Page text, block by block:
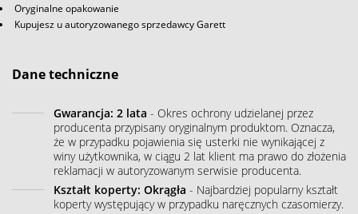
Oryginalne opakowanie
Kupujesz u autoryzowanego sprzedawcy Garett
Dane techniczne
Gwarancja: 2 lata - Okres ochrony udzielanej przez
producenta przypisany oryginalnym produktom. Oznacza,
że w przypadku pojawienia się usterki nie wynikającej z
winy użytkownika, w ciągu 2 lat klient ma prawo do złożenia
reklamacji w autoryzowanym serwisie producenta.
Kształt koperty: Okrągła - Najbardziej popularny kształt
koperty występujący w przypadku naręcznych czasomierzy.